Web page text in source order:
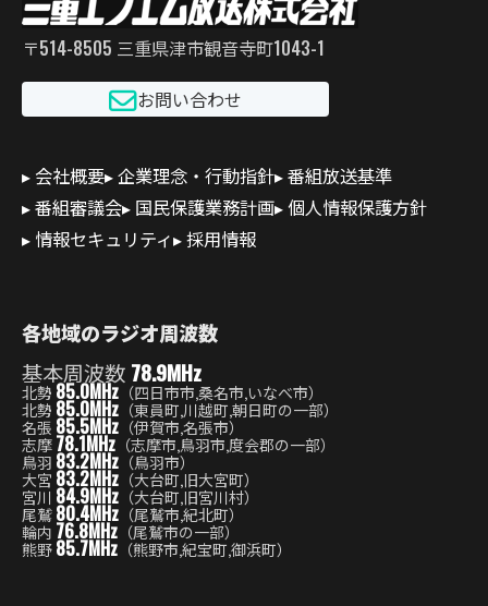
〒514-8505 三重県津市観音寺町1043-1
お問い合わせ
会社概要 企業理念・行動指針 番組放送基準
番組審議会 国民保護業務計画 個人情報保護方針
情報セキュリティ
採用情報
各地域のラジオ周波数
基本周波数 78.9MHz
北勢 85.0MHz （四日市市,桑名市,いなべ市）
北勢 85.0MHz （東員町,川越町,朝日町の一部）
名張 85.5MHz （伊賀市,名張市）
志摩78.1MHz （志摩市,鳥羽市,度会郡の一部）
鳥羽 83.2MHz （鳥羽市）
大宮 83.2MHz （大台町,旧大宮町）
宮川 84.9MHz （大台町,旧宮川村）
尾鷲80.4MHz （尾鷲市,紀北町）
輪内 76.8MHz （尾鷲市の一部）
熊野85.7MHz （熊野市,紀宝町,御浜町）